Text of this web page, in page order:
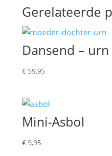
Gerelateerde
Dansend –
€59,95
Mini-Asbol
€9,95